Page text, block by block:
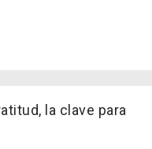
la clave para